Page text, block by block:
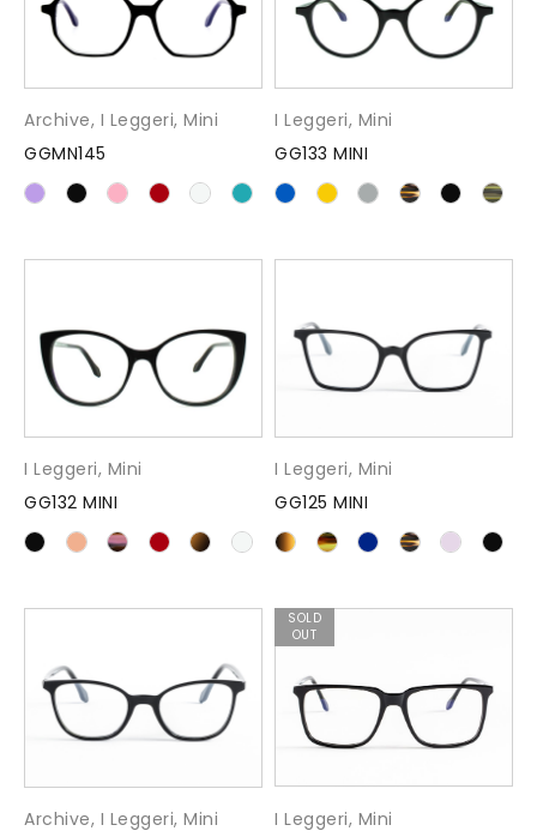
Archive, I Leggeri, Mini
GGMN145
I Leggeri, Mini
GG133 MINI
I Leggeri, Mini
GG132 MINI
I Leggeri, Mini
GG125 MINI
Archive, I Leggeri, Mini
SOLD
OUT
I Leggeri, Mini